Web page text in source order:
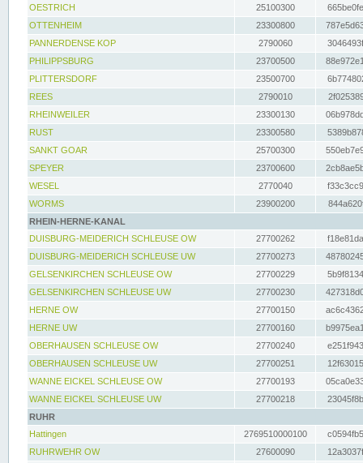
OESTRICH
25100300
OTTENHEIM
23300800
PANNERDENSE KOP
2790060
PHILIPPSBURG
23700500
PLITTERSDORF
23500700
REES
2790010
RHEINWEILER
23300130
RUST
23300580
SANKT GOAR
25700300
SPEYER
23700600
WESEL
2770040
WORMS
23900200
RHEIN-HERNE-KANAL
DUISBURG-MEIDERICH SCHLEUSE OW
27700262
DUISBURG-MEIDERICH SCHLEUSE UW
27700273
GELSENKIRCHEN SCHLEUSE OW
27700229
GELSENKIRCHEN SCHLEUSE UW
27700230
HERNE OW
27700150
HERNE UW
27700160
OBERHAUSEN SCHLEUSE OW
27700240
OBERHAUSEN SCHLEUSE UW
27700251
WANNE EICKEL SCHLEUSE OW
27700193
WANNE EICKEL SCHLEUSE UW
27700218
RUHR
Hattingen
2769510000100
RUHRWEHR OW
27600090